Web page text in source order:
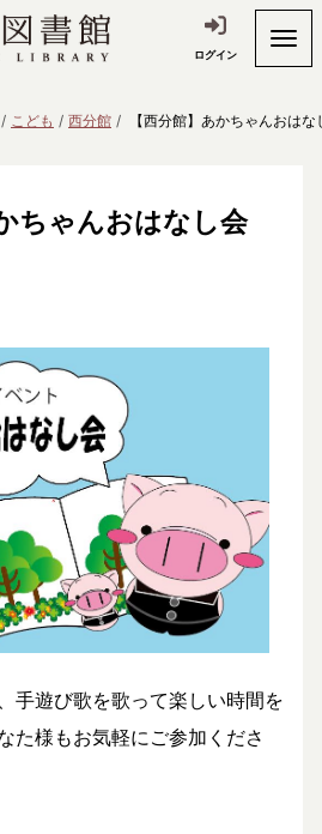
ログイン
こども 西分館 【西分館】あかちゃんおはな
ちゃんおはなし会
手遊び歌を歌って楽しい時間を
た様もお気軽にご参加くださ